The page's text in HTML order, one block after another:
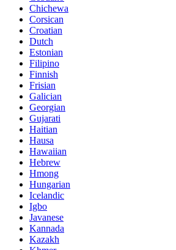
Chichewa
Corsican
Croatian
Dutch
Estonian
Filipino
Finnish
Frisian
Galician
Georgian
Gujarati
Haitian
Hausa
Hawaiian
Hebrew
Hmong
Hungarian
Icelandic
Igbo
Javanese
Kannada
Kazakh